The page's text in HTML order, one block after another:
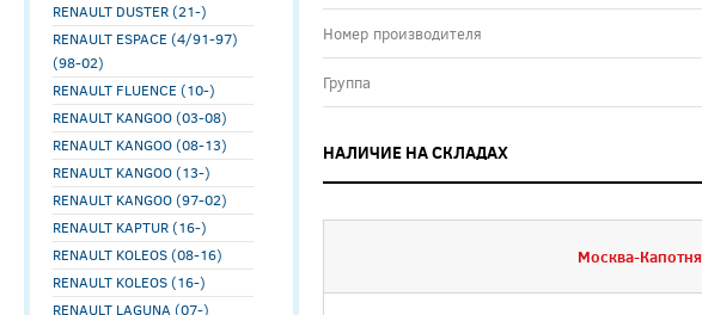
RENAULT DUSTER (21-)
RENAULT ESPACE (4/91-97)
(98-02)
RENAULT FLUENCE (10-)
RENAULT KANGOO (03-08)
RENAULT KANGOO (08-13)
RENAULT KANGOO (13-)
RENAULT KANGOO (97-02)
RENAULT KAPTUR (16-)
RENAULT KOLEOS (08-16)
RENAULT KOLEOS (16-)
RENAULT LAGUNA (07-)
Номер производителя
Группа
НАЛИЧИЕ НА СКЛАДАХ
Москва-Капотня